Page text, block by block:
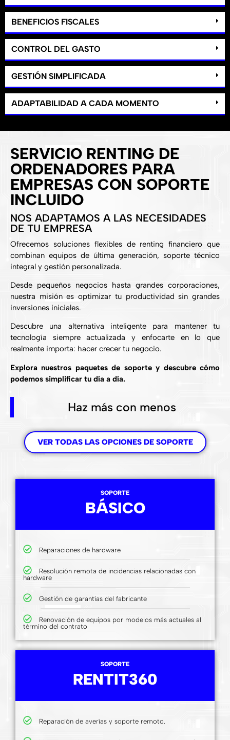
BENEFICIOS FISCALES
CONTROL DEL GASTO
GESTIÓN SIMPLIFICADA
ADAPTABILIDAD A CADA MOMENTO
SOPORTE
BÁSICO
Reparaciones de hardware
Resolución remota de incidencias relacionadas con
hardware
Gestión de garantías del fabricante
Renovación de equipos por modelos más actuales al
término del contrato
SOPORTE
RENTIT360
Reparación de averías y soporte remoto.
SERVICIO RENTING DE
ORDENADORES PARA
EMPRESAS CON SOPORTE
INCLUIDO
NOS ADAPTAMOS A LAS NECESIDADES
DE TU EMPRESA
Ofrecemos soluciones flexibles de renting financiero que
combinan equipos de última generación, soporte técnico
integral y gestión personalizada.
Desde pequeños negocios hasta grandes corporaciones,
nuestra misión es optimizar tu productividad sin grandes
inversiones iniciales.
Descubre una alternativa inteligente para mantener tu
tecnología siempre actualizada y enfocarte en lo que
realmente importa: hacer crecer tu negocio.
Explora nuestros paquetes de soporte y descubre cómo
podemos simplificar tu día a día.
Haz más con menos
VER TODAS LAS OPCIONES DE SOPORTE